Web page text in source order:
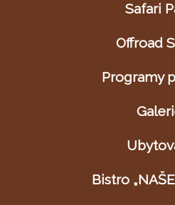
Safari
Offroad
Programy
Bistro